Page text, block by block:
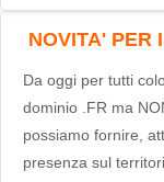
NOVITA' PER
Da oggi per tutti
dominio .FR ma
possiamo fornire,
presenza sul